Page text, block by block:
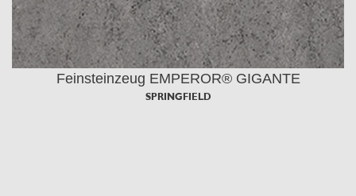
Feinsteinzeug EMPEROR® GIGANTE
SPRINGFIELD